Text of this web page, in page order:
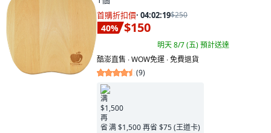
首購折扣價· 04:02:18$250
40% $150
明天 8/7 (五)預計送達
酷澎直售 ∙ WOW免運 ∙ 免費退貨
(9)
满 $1,500 再省 $75 (王道卡)